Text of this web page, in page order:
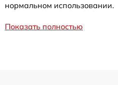
нормальном использовании.
Показать полностью